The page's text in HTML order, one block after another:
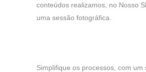
conteúdos realizamos, no Nosso
uma sessão fotográfica.
Simplifique os processos, com um